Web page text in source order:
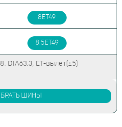
8ET49
8.5ET49
DIA63.3; ET-вылет(±5)
ШИНЫ